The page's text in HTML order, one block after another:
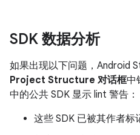
SDK 数据分析
如果出现以下问题，Android
Project Structure 对话框中
中的公共 SDK 显示 lint 警告：
这些 SDK 已被其作者标